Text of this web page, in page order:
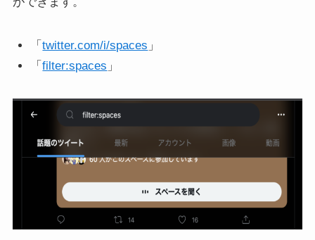
「twitter.com/i/spaces 」
「filter:spaces 」